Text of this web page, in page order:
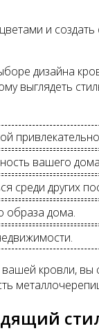
и
дизайна
выглядеть
вашего
среди других
образа дома.
кровли,